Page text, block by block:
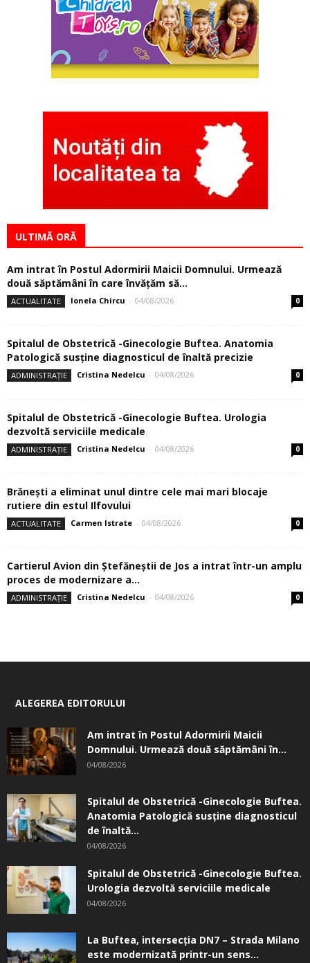
ULTIMĂ ORĂ
Am intrat în Postul Adormirii Maicii Domnului. Urmează
două săptămâni în care învăţăm să...
ACTUALITATE Ionela Chircu - 04/08/2026 0
Spitalul de Obstetrică -Ginecologie Buftea. Anatomia
Patologică susţine diagnosticul de înaltă precizie
ADMINISTRAȚIE Cristina Nedelcu - 04/08/2026 0
Spitalul de Obstetrică -Ginecologie Buftea. Urologia
dezvoltă serviciile medicale
ADMINISTRAȚIE Cristina Nedelcu - 04/08/2026 0
Brănești a eliminat unul dintre cele mai mari blocaje
rutiere din estul Ilfovului
ACTUALITATE Carmen Istrate - 04/08/2026 0
Cartierul Avion din Ştefăneştii de Jos a intrat într-un amplu
proces de modernizare a...
ADMINISTRAȚIE Cristina Nedelcu - 04/08/2026 0
ALEGEREA EDITORULUI
Am intrat în Postul Adormirii Maicii
Domnului. Urmează două săptămâni în...
04/08/2026
Spitalul de Obstetrică -Ginecologie Buftea.
Anatomia Patologică susţine diagnosticul
de înaltă...
04/08/2026
Spitalul de Obstetrică -Ginecologie Buftea.
Urologia dezvoltă serviciile medicale
04/08/2026
La Buftea, intersecţia DN7 – Strada Milano
este modernizată printr-un sens...